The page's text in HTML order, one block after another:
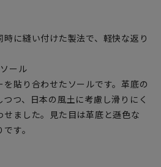
に縫い付けた製法で、軽快な返り
ール
貼り合わせたソールです。革底の
つ、日本の風土に考慮し滑りにく
せました。見た目は革底と遜色な
す。